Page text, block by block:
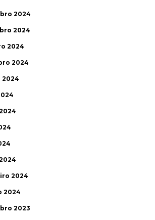
2024
2024
2024
2024
2024
2024
2024
2023